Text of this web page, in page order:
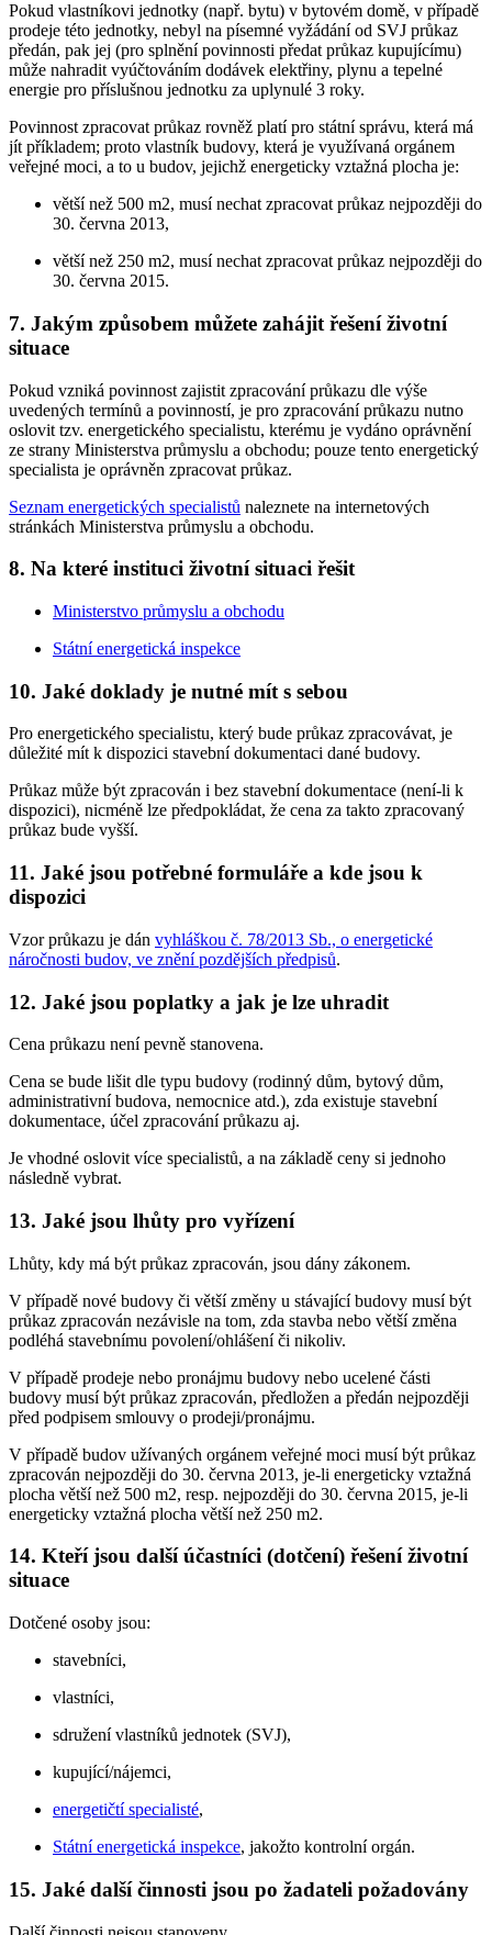
Pokud vlastníkovi jednotky (např. bytu) v bytovém domě, v případě
prodeje této jednotky, nebyl na písemné vyžádání od SVJ průkaz
předán, pak jej (pro splnění povinnosti předat průkaz kupujícímu)
může nahradit vyúčtováním dodávek elektřiny, plynu a tepelné
energie pro příslušnou jednotku za uplynulé 3 roky.
Povinnost zpracovat průkaz rovněž platí pro státní správu, která má
jít příkladem; proto vlastník budovy, která je využívaná orgánem
veřejné moci, a to u budov, jejichž energeticky vztažná plocha je:
větší než 500 m2, musí nechat zpracovat průkaz nejpozději do
30. června 2013,
větší než 250 m2, musí nechat zpracovat průkaz nejpozději do
30. června 2015.
7. Jakým způsobem můžete zahájit řešení životní
situace
Pokud vzniká povinnost zajistit zpracování průkazu dle výše
uvedených termínů a povinností, je pro zpracování průkazu nutno
oslovit tzv. energetického specialistu, kterému je vydáno oprávnění
ze strany Ministerstva průmyslu a obchodu; pouze tento energetický
specialista je oprávněn zpracovat průkaz.
Seznam energetických specialistů naleznete na internetových
stránkách Ministerstva průmyslu a obchodu.
8. Na které instituci životní situaci řešit
Ministerstvo průmyslu a obchodu
Státní energetická inspekce
10. Jaké doklady je nutné mít s sebou
Pro energetického specialistu, který bude průkaz zpracovávat, je
důležité mít k dispozici stavební dokumentaci dané budovy.
Průkaz může být zpracován i bez stavební dokumentace (není-li k
dispozici), nicméně lze předpokládat, že cena za takto zpracovaný
průkaz bude vyšší.
11. Jaké jsou potřebné formuláře a kde jsou k
dispozici
Vzor průkazu je dán vyhláškou č. 78/2013 Sb., o energetické
náročnosti budov, ve znění pozdějších předpisů.
12. Jaké jsou poplatky a jak je lze uhradit
Cena průkazu není pevně stanovena.
Cena se bude lišit dle typu budovy (rodinný dům, bytový dům,
administrativní budova, nemocnice atd.), zda existuje stavební
dokumentace, účel zpracování průkazu aj.
Je vhodné oslovit více specialistů, a na základě ceny si jednoho
následně vybrat.
13. Jaké jsou lhůty pro vyřízení
Lhůty, kdy má být průkaz zpracován, jsou dány zákonem.
V případě nové budovy či větší změny u stávající budovy musí být
průkaz zpracován nezávisle na tom, zda stavba nebo větší změna
podléhá stavebnímu povolení/ohlášení či nikoliv.
V případě prodeje nebo pronájmu budovy nebo ucelené části
budovy musí být průkaz zpracován, předložen a předán nejpozději
před podpisem smlouvy o prodeji/pronájmu.
V případě budov užívaných orgánem veřejné moci musí být průkaz
zpracován nejpozději do 30. června 2013, je-li energeticky vztažná
plocha větší než 500 m2, resp. nejpozději do 30. června 2015, je-li
energeticky vztažná plocha větší než 250 m2.
14. Kteří jsou další účastníci (dotčení) řešení životní
situace
Dotčené osoby jsou:
stavebníci,
vlastníci,
sdružení vlastníků jednotek (SVJ),
kupující/nájemci,
energetičtí specialisté,
Státní energetická inspekce, jakožto kontrolní orgán.
15. Jaké další činnosti jsou po žadateli požadovány